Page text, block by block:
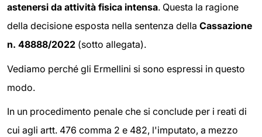
astenersi da attività fisica intensa. Questa la ragione
della decisione esposta nella sentenza della Cassazione
n. 48888/2022 (sotto allegata).
Vediamo perché gli Ermellini si sono espressi in questo
modo.
In un procedimento penale che si conclude per i reati di
cui agli artt. 476 comma 2 e 482, l'imputato, a mezzo